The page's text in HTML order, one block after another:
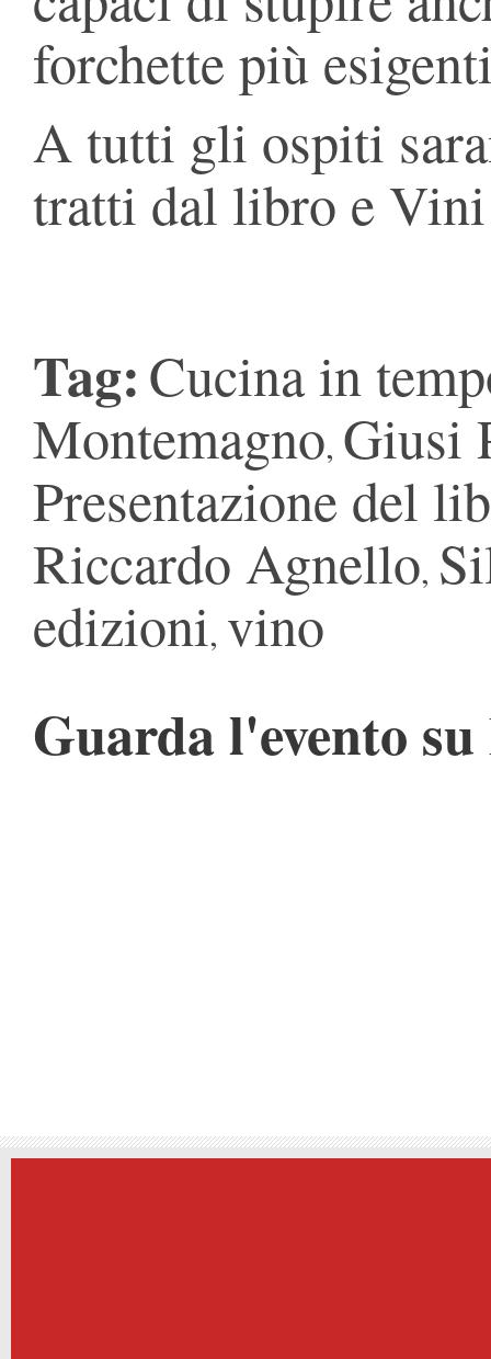
forchette più
A tutti gli ospiti
tratti dal libro e
Tag:Cucina in
Montemagno, Giusi
Presentazione del
Riccardo Agnello,
edizioni, vino
Guarda l'evento su